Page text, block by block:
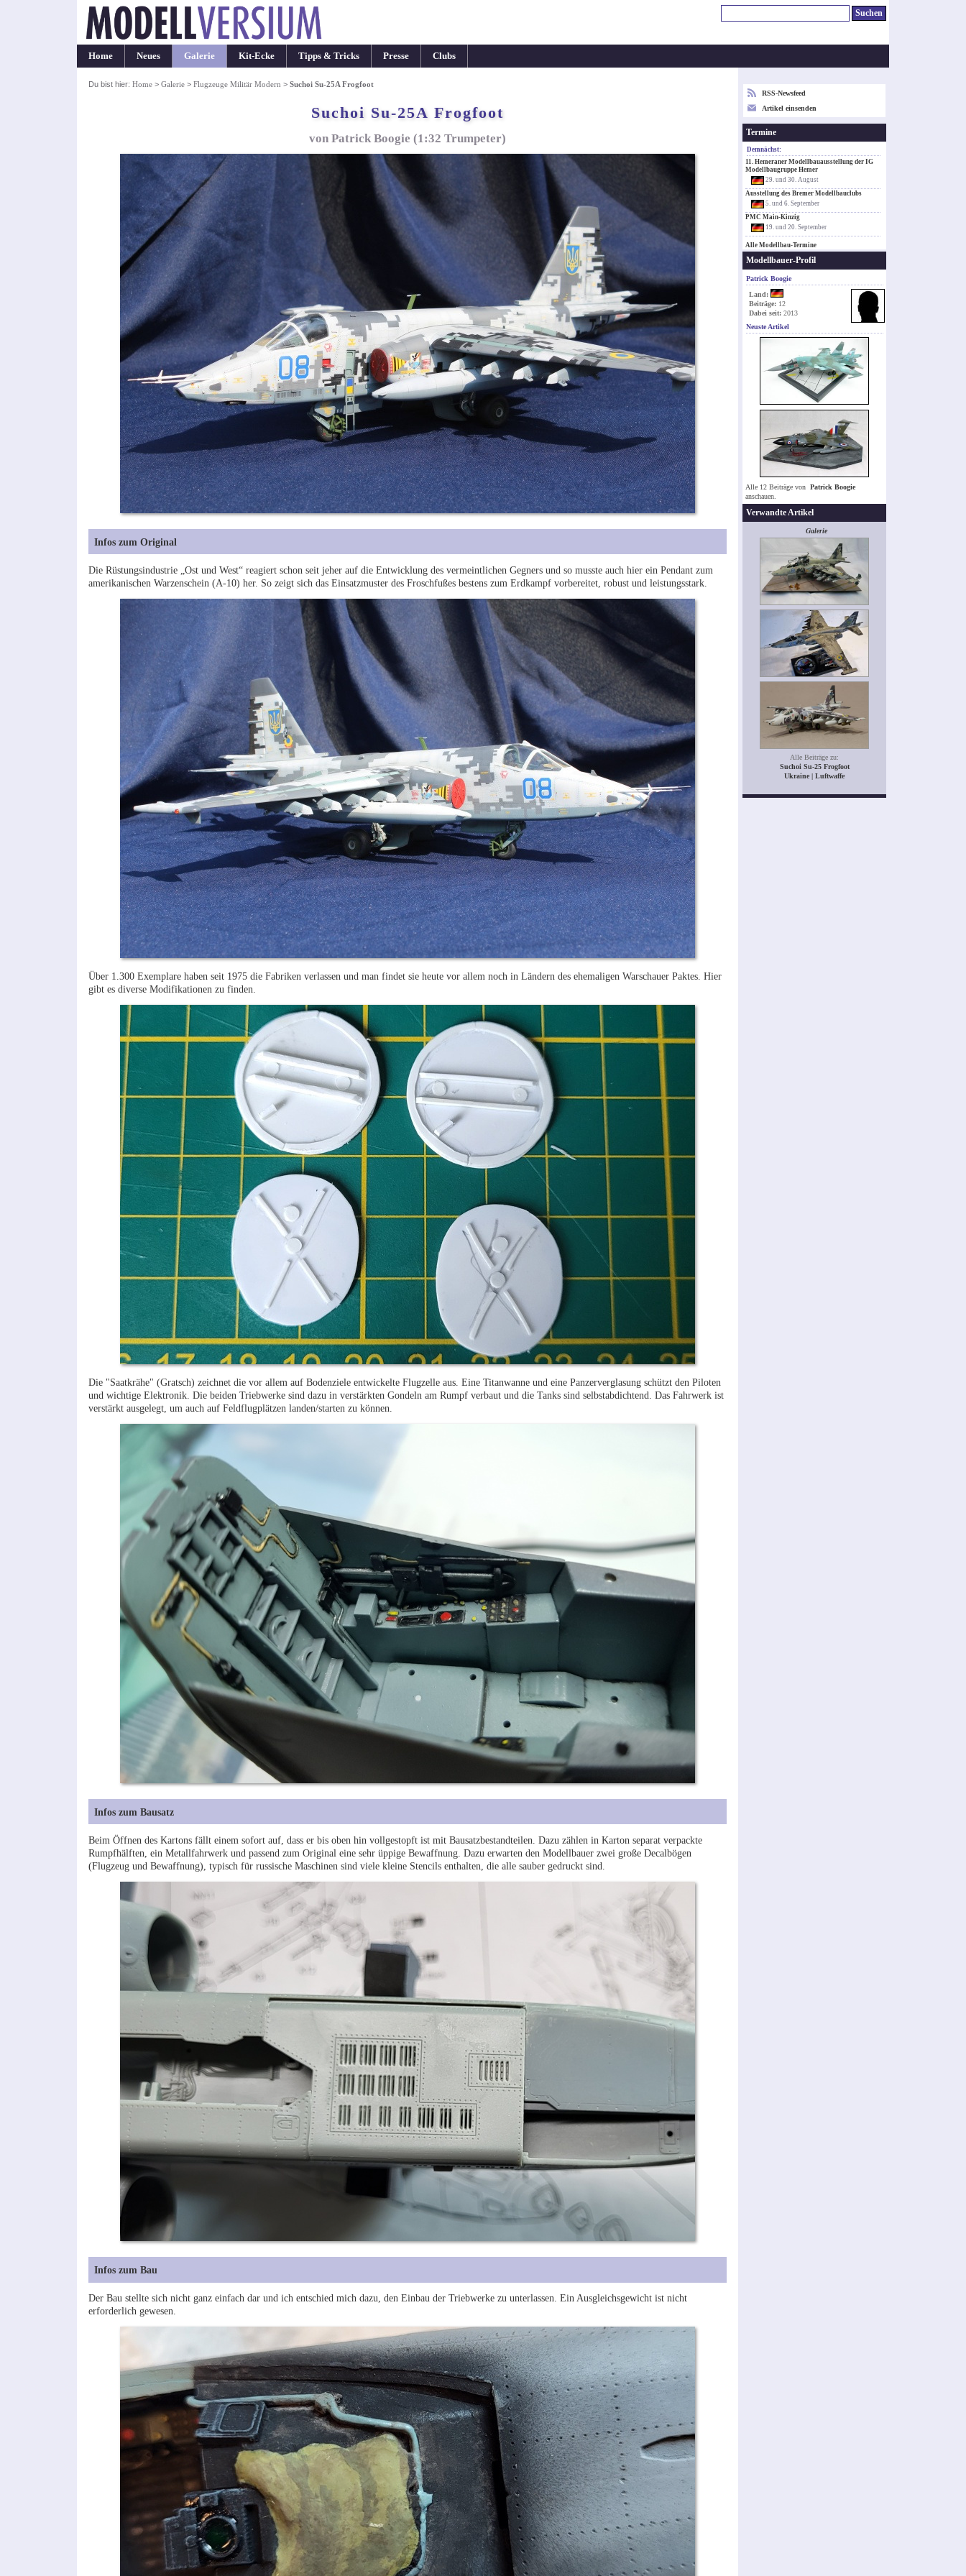
Home Neues Galerie Kit-Ecke Tipps & Tricks Presse Clubs
Du bist hier: Home> Galerie> Flugzeuge Militär Modern > Suchoi Su-25A Frogfoot
Suchoi Su-25A Frogfoot
von Patrick Boogie (1:32 Trumpeter)
Infos zum Original
Die Rüstungsindustrie „Ost und West“ reagiert schon seit jeher auf die Entwicklung des vermeintlichen Gegners und so musste auch hier ein Pendant zum
amerikanischen Warzenschein (A-10) her. So zeigt sich das Einsatzmuster des Froschfußes bestens zum Erdkampf vorbereitet, robust und leistungsstark.
Über 1.300 Exemplare haben seit 1975 die Fabriken verlassen und man findet sie heute vor allem noch in Ländern des ehemaligen Warschauer Paktes. Hier
gibt es diverse Modifikationen zu finden.
Die "Saatkrähe" (Gratsch) zeichnet die vor allem auf Bodenziele entwickelte Flugzelle aus. Eine Titanwanne und eine Panzerverglasung schützt den Piloten
und wichtige Elektronik. Die beiden Triebwerke sind dazu in verstärkten Gondeln am Rumpf verbaut und die Tanks sind selbstabdichtend. Das Fahrwerk ist
verstärkt ausgelegt, um auch auf Feldflugplätzen landen/starten zu können.
Infos zum Bausatz
Beim Öffnen des Kartons fällt einem sofort auf, dass er bis oben hin vollgestopft ist mit Bausatzbestandteilen. Dazu zählen in Karton separat verpackte
Rumpfhälften, ein Metallfahrwerk und passend zum Original eine sehr üppige Bewaffnung. Dazu erwarten den Modellbauer zwei große Decalbögen
(Flugzeug und Bewaffnung), typisch für russische Maschinen sind viele kleine Stencils enthalten, die alle sauber gedruckt sind.
Infos zum Bau
Der Bau stellte sich nicht ganz einfach dar und ich entschied mich dazu, den Einbau der Triebwerke zu unterlassen. Ein Ausgleichsgewicht ist nicht
erforderlich gewesen.
RSS-Newsfeed
Artikel einsenden
Termine
Demnächst:
11. Hemeraner Modellbauausstellung der IG
Modellbaugruppe Hemer
29. und 30. August
Ausstellung des Bremer Modellbauclubs
5. und 6. September
PMC Main-Kinzig
19. und 20. September
Alle Modellbau-Termine
Modellbauer-Profil
Patrick Boogie
Land:
Beiträge: 12
Dabei seit: 2013
Neuste Artikel
Alle 12 Beiträge von Patrick Boogie
anschauen.
Verwandte Artikel
Galerie
Alle Beiträge zu:
Suchoi Su-25 Frogfoot
Ukraine | Luftwaffe